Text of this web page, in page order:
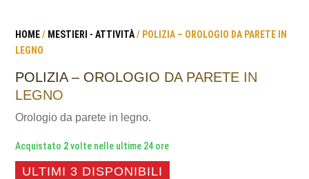
HOME/ MESTIERI - ATTIVITÀ/ POLIZIA – OROLOGIO DA PARETE IN
LEGNO
POLIZIA – OROLOGIO DA PARETE IN
LEGNO
Orologio da parete in legno.
Acquistato 2volte nelle ultime 24 ore
ULTIMI 3 DISPONIBILI